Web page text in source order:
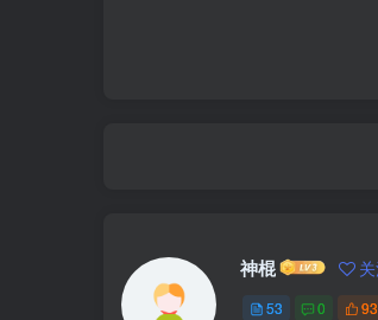
神棍
53 0